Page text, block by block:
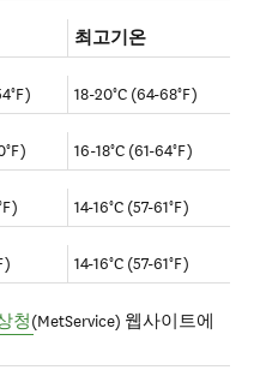
최고기온
18-20°C (64-68°F)
16-18°C (61-64°F)
14-16°C (57-61°F)
14-16°C (57-61°F)
청(MetService) 웹사이트에